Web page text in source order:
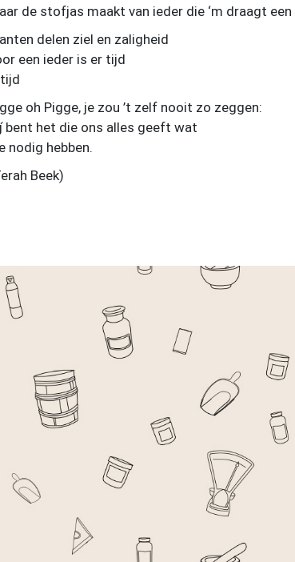
de stofjas maakt van ieder die ‘m draagt
delen ziel en zaligheid
een ieder is er tijd
oh Pigge, je zou ’t zelf nooit zo zeggen:
bent het die ons alles geeft wat
nodig hebben.
Beek)